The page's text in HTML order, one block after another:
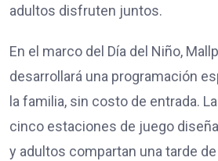
adultos disfruten juntos.
En el marco del Día del Niño,
desarrollará una programación
la familia, sin costo de entrada.
cinco estaciones de juego
y adultos compartan una tarde